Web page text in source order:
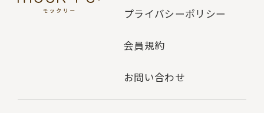
プライバシーポリシー
会員規約
お問い合わせ